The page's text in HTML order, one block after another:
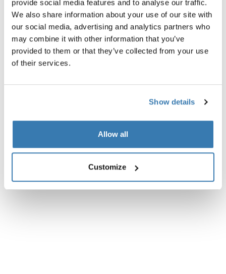
provide social media features and to analyse our traffic.
We also share information about your use of our site with
our social media, advertising and analytics partners who
may combine it with other information that you’ve
provided to them or that they’ve collected from your use
of their services.
Show details
Allow all
Customize
negro
Toggle overview
Descripción del producto
Especificaciones técnicas
Toggle guides and instructions